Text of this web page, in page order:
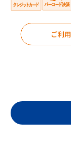
ご利